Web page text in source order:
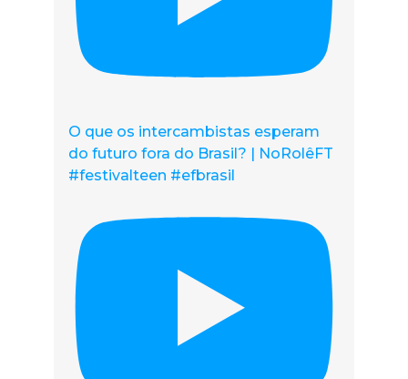
O que os intercambistas esperam
do futuro fora do Brasil? | NoRolêFT
#festivalteen #efbrasil